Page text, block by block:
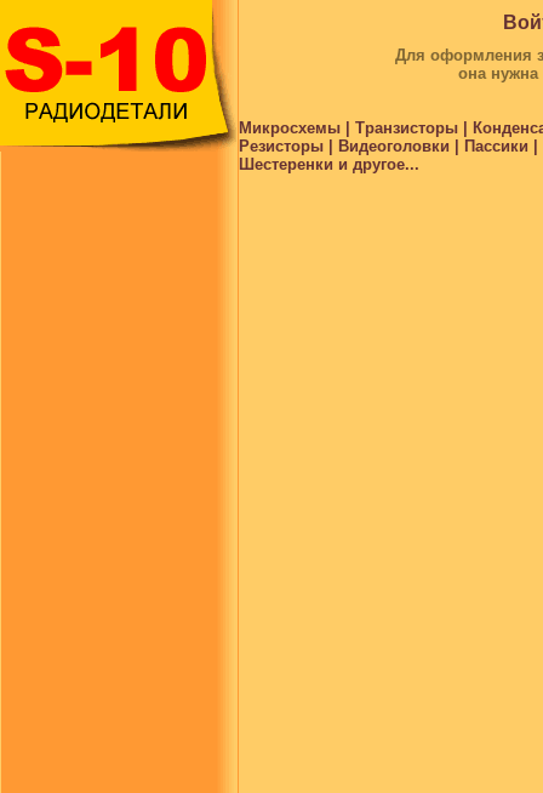
Для оформления
она
Микросхемы | Транзисторы |
Резисторы | Видеоголовки |
Шестеренки и другое...